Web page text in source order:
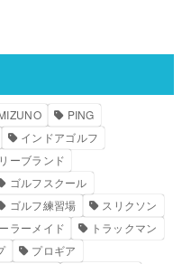
PING
インドアゴルフ
ーブランド
ゴルフスクール
ゴルフ練習場
スリクソン
ラーメイド
トラックマン
プロギア